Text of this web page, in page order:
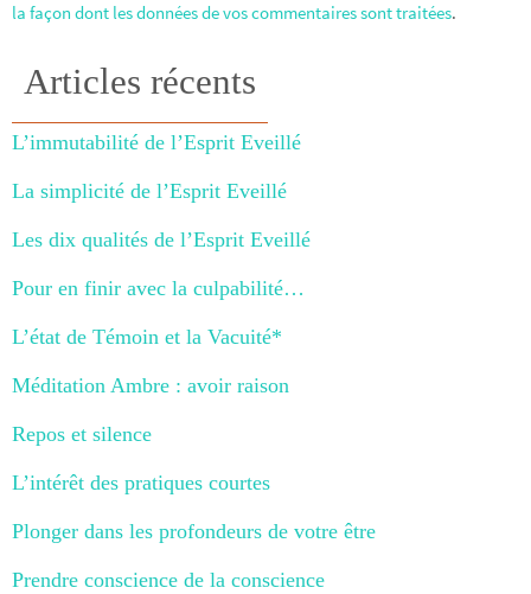
la façon dont les données de vos commentaires sont traitées.
Articles récents
L’immutabilité de l’Esprit Eveillé
La simplicité de l’Esprit Eveillé
Les dix qualités de l’Esprit Eveillé
Pour en finir avec la culpabilité…
L’état de Témoin et la Vacuité*
Méditation Ambre : avoir raison
Repos et silence
L’intérêt des pratiques courtes
Plonger dans les profondeurs de votre être
Prendre conscience de la conscience